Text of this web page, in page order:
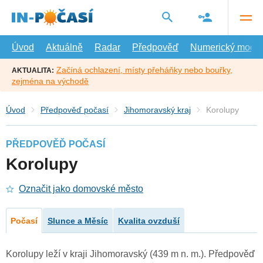
hlavní
Úvod
Aktuálně Radar Předpověď Numerický model
AKTUALITA: Začíná ochlazení, místy přeháňky nebo bouřky,
zejména na východě
Úvod Předpověď počasí Jihomoravský kraj Korolupy
PŘEDPOVĚĎ POČASÍ
Korolupy
Označit jako domovské město
Počasí Slunce a Měsíc Kvalita ovzduší
Korolupy leží v kraji Jihomoravský (439 m n. m.). Předpověď